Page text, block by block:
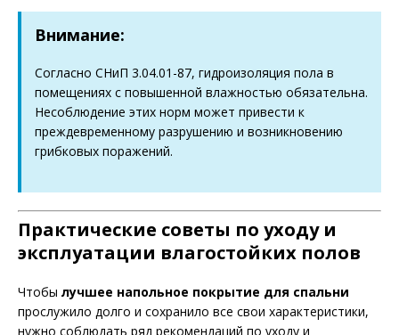
Внимание:
Согласно СНиП 3.04.01-87, гидроизоляция пола в
помещениях с повышенной влажностью обязательна.
Несоблюдение этих норм может привести к
преждевременному разрушению и возникновению
грибковых поражений.
Практические советы по уходу и
эксплуатации влагостойких полов
Чтобы лучшее напольное покрытие для спальни
прослужило долго и сохранило все свои характеристики,
нужно соблюдать ряд рекомендаций по уходу и